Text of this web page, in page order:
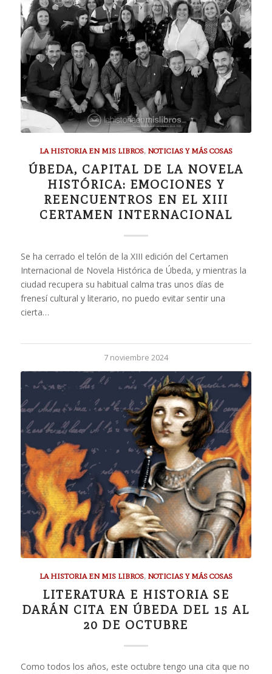
LA HISTORIA EN MIS LIBROS, NOTICIAS Y MÁS COSAS
ÚBEDA, CAPITAL DE LA NOVELA
HISTÓRICA: EMOCIONES Y
REENCUENTROS EN EL XIII
CERTAMEN INTERNACIONAL
Se ha cerrado el telón de la XIII edición del Certamen
Internacional de Novela Histórica de Úbeda, y mientras la
ciudad recupera su habitual calma tras unos días de
frenesí cultural y literario, no puedo evitar sentir una
cierta…
7 noviembre 2024
LA HISTORIA EN MIS LIBROS, NOTICIAS Y MÁS COSAS
LITERATURA E HISTORIA SE
DARÁN CITA EN ÚBEDA DEL 15 AL
20 DE OCTUBRE
Como todos los años, este octubre tengo una cita que no